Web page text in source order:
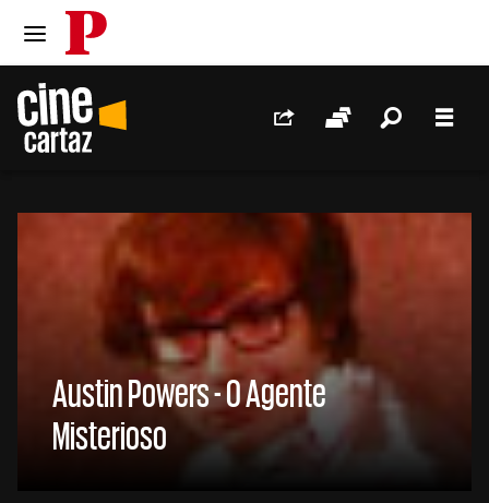
Ir para o conteúdo
Ir para navegação principal
Redes Sociais
Sessões
Austin Powers - O Agente
Misterioso